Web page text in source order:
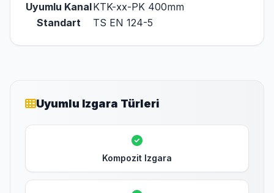
Uyumlu KanalKTK-xx-PK 400mm
Standart
TS EN 124-5
Uyumlu Izgara Türleri
Kompozit Izgara